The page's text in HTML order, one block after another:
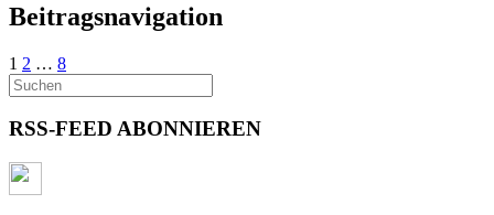
Beitragsnavigation
1 2 … 8
RSS-FEED ABONNIEREN